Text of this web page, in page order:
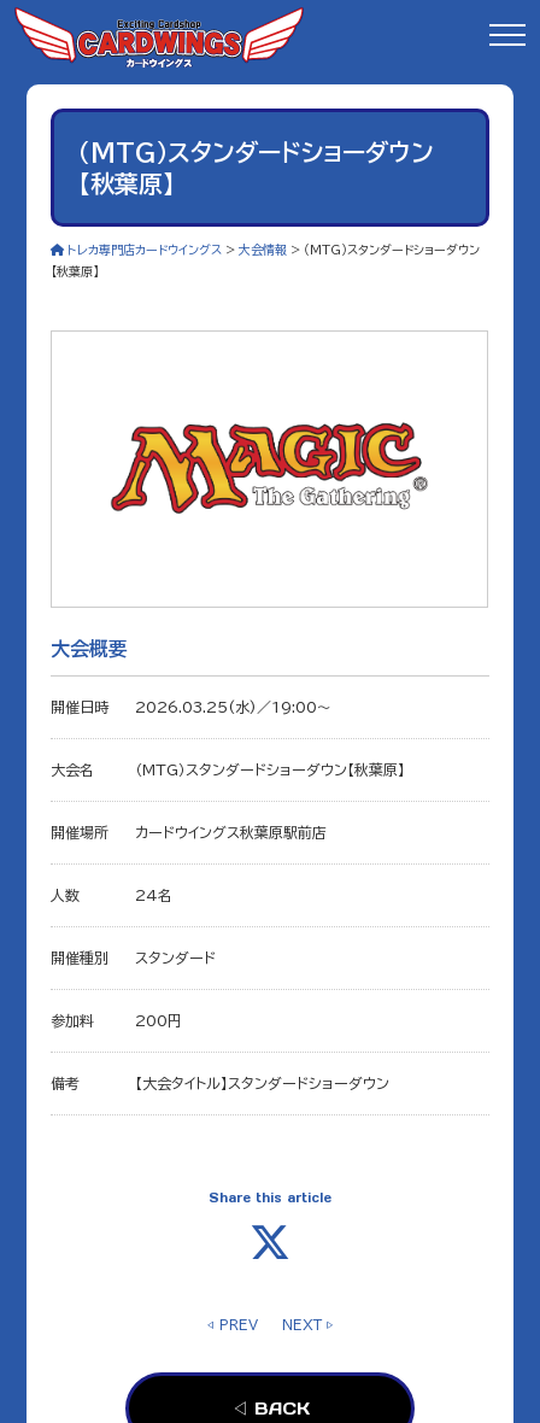
（MTG）スタンダードショーダウン
【秋葉原】
トレカ専門店カードウイングス >大会情報 > （MTG）スタンダードショーダウン
【秋葉原】
大会概要
開催日時 2026.03.25(水)／19:00〜
大会名 （MTG）スタンダードショーダウン【秋葉原】
開催場所 カードウイングス秋葉原駅前店
人数 24名
開催種別 スタンダード
参加料 200円
備考 【大会タイトル】スタンダードショーダウン
Share this article
◁ PREV NEXT ▷
◁ BACK